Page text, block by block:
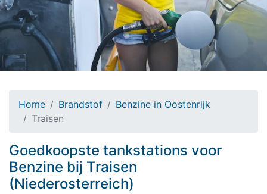
Home Brandstof
Benzine in Oostenrijk
Traisen
Goedkoopste tankstations voor
Benzine bij Traisen
(Niederosterreich)